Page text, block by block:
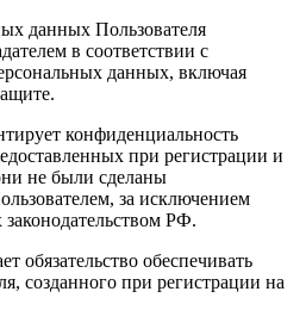
данных Пользователя
в соответствии с
данных, включая
конфиденциальность
при регистрации и
не были сделаны
за исключением
РФ.
обязательство обеспечивать
созданного при регистрации на